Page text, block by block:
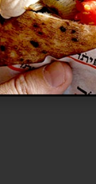
ימים א-ה 9:00-18:00
ימי שישי סגור